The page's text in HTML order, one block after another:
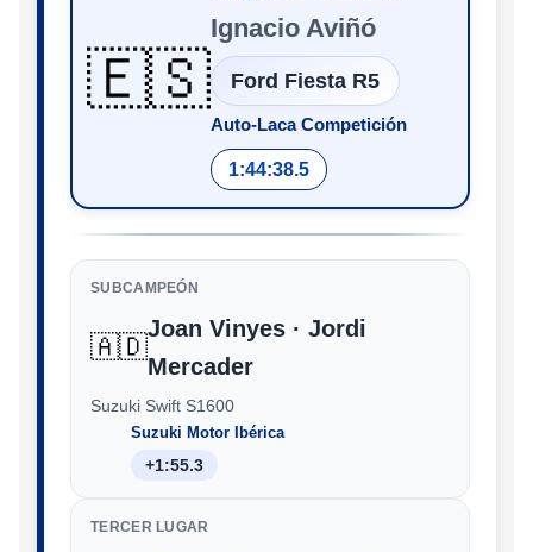
🇪🇸
Ignacio Aviñó
Ford Fiesta R5
Auto-Laca Competición
1:44:38.5
SUBCAMPEÓN
🇦🇩
Joan Vinyes · Jordi
Mercader
Suzuki Swift S1600
Suzuki Motor Ibérica
+1:55.3
TERCER LUGAR